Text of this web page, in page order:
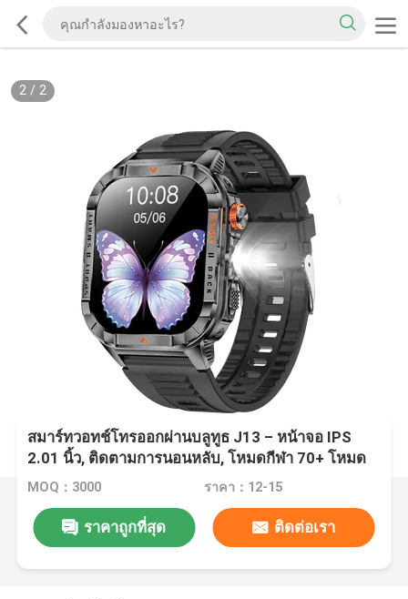
2/ 2
สมาร์ทวอทช์โทรออกผ่านบลูทูธ J13 – หน้าจอ IPS
2.01 นิ้ว, ติดตามการนอนหลับ, โหมดกีฬา 70+ โหมด
MOQ：3000 ราคา：12-15
ราคาถูกที่สุด ติดต่อเรา